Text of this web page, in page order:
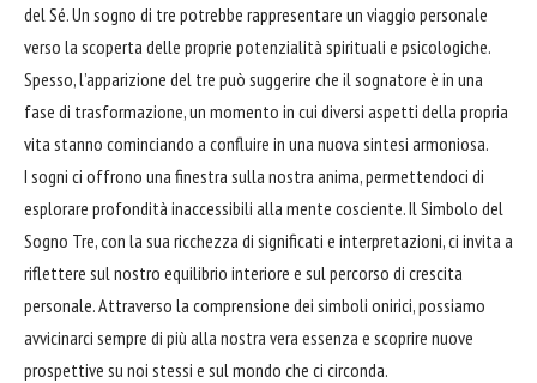
del Sé. Un sogno di tre potrebbe rappresentare un viaggio personale
verso la scoperta delle proprie potenzialità spirituali e psicologiche.
Spesso, l’apparizione del tre può suggerire che il sognatore è in una
fase di trasformazione, un momento in cui diversi aspetti della propria
vita stanno cominciando a confluire in una nuova sintesi armoniosa.
I sogni ci offrono una finestra sulla nostra anima, permettendoci di
esplorare profondità inaccessibili alla mente cosciente. Il Simbolo del
Sogno Tre, con la sua ricchezza di significati e interpretazioni, ci invita a
riflettere sul nostro equilibrio interiore e sul percorso di crescita
personale. Attraverso la comprensione dei simboli onirici, possiamo
avvicinarci sempre di più alla nostra vera essenza e scoprire nuove
prospettive su noi stessi e sul mondo che ci circonda.